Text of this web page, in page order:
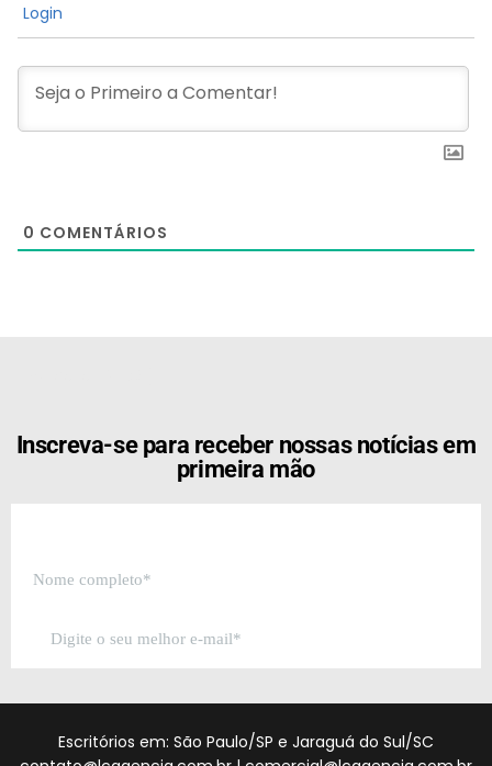
Login
0 COMENTÁRIOS
Inscreva-se para receber nossas notícias em
primeira mão
Escritórios em: São Paulo/SP e Jaraguá do Sul/SC